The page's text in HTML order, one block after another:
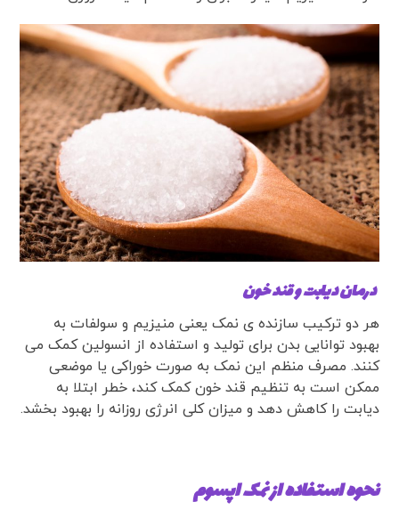
درمان دیابت و قند خون
هر دو ترکیب سازنده ی نمک یعنی منیزیم و سولفات به
بهبود توانایی بدن برای تولید و استفاده از انسولین کمک می
کنند. مصرف منظم این نمک به صورت خوراکی یا موضعی
ممکن است به تنظیم قند خون کمک کند، خطر ابتلا به
دیابت را کاهش دهد و میزان کلی انرژی روزانه را بهبود بخشد.
نحوه استفاده از نمک اپسوم